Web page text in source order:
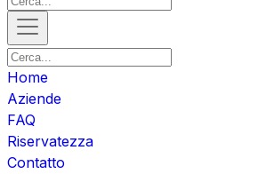
Home
Aziende
FAQ
Riservatezza
Contatto